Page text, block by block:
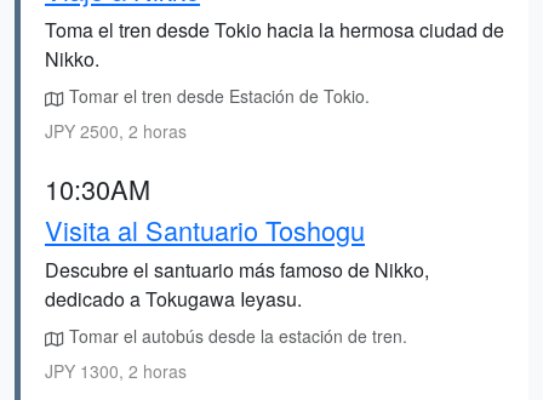
Toma el tren desde Tokio hacia la hermosa ciudad de
Nikko.
Tomar el tren desde Estación de Tokio.
JPY 2500, 2 horas
10:30AM
Visita al Santuario Toshogu
Descubre el santuario más famoso de Nikko,
dedicado a Tokugawa Ieyasu.
Tomar el autobús desde la estación de tren.
JPY 1300, 2 horas